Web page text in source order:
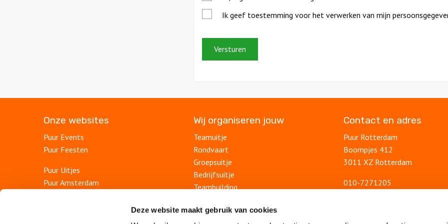
Deze website maakt gebruik van cookies
*
Ik geef toestemming voor het verwerken van mijn
Onze websites
Puur Events
Puur Feesten
Puur Uitjes
Puur Amsterdam
Wij organiseren jouw
Teamuitje
Rondvaart
Groepsuitje
Bedrijfsuitje
Teambuilding
Personeelsuitje
Contact en adres
Puur Rotterdam
Boompjes 412
3011 XZ Rotterdam
010-7271205